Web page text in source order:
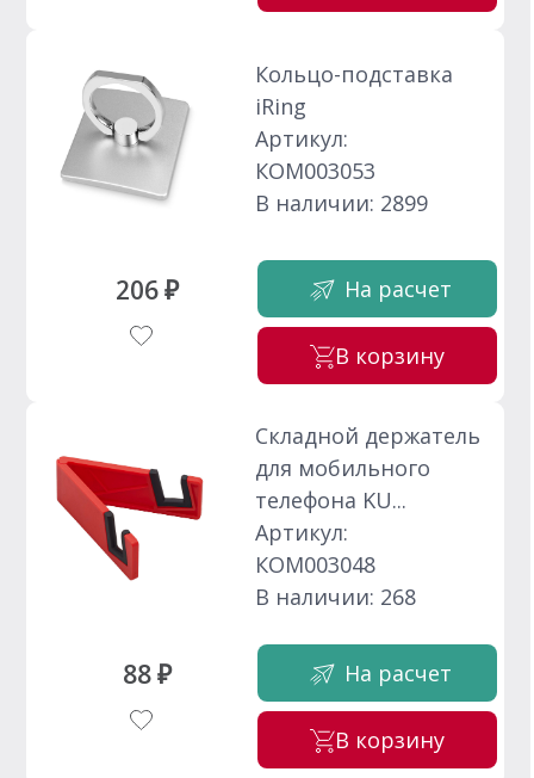
206 ₽
Кольцо-подставка
iRing
Артикул:
КОМ003053
В наличии: 2899
На расчет
В корзину
88 ₽
Складной держатель
для мобильного
телефона KU...
Артикул:
КОМ003048
В наличии: 268
На расчет
В корзину